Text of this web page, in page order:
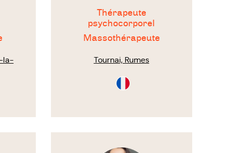
la-
Thérapeute
psychocorporel
Massothérapeute
Tournai, Rumes
Consultation
en
Voir